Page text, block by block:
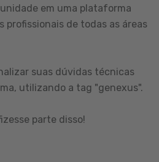
em uma plataforma
profissionais de todas as áreas
suas dúvidas técnicas
utilizando a tag "genexus".
parte disso!